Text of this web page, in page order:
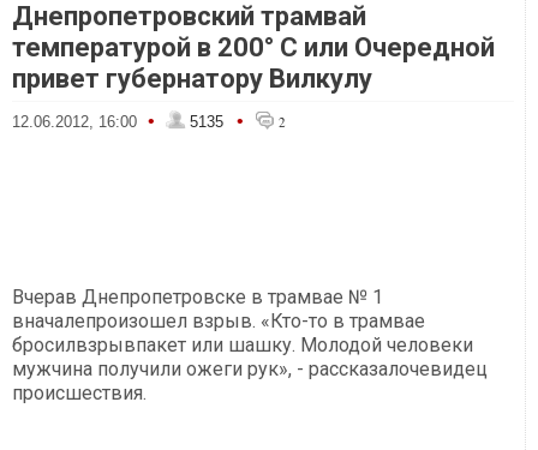
Днепропетровский трамвай
температурой в 200° С или Очередной
привет губернатору Вилкулу
12.06.2012, 16:00 • 5135 • 2
Вчерав Днепропетровске в трамвае № 1
вначалепроизошел взрыв. «Кто-то в трамвае
бросилвзрывпакет или шашку. Молодой человеки
мужчина получили ожеги рук», - рассказалочевидец
происшествия.